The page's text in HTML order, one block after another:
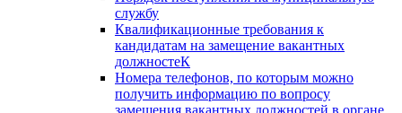
службу
Квалификационные требования к
кандидатам на замещение вакантных
должностеК
Номера телефонов, по которым можно
получить информацию по вопросу
замещения вакантных должностей в органе